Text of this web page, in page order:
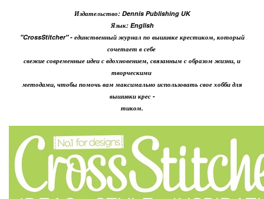
Издательство: Dennis Publishing UK
Язык: English
"CrossStitcher" - единственный журнал по вышивке крестиком, который
сочетает в себе
свежие современные идеи с вдохновением, связанным с образом жизни, и
творческими
методами, чтобы помочь вам максимально использовать свое хобби для
вышивки крес -
тиком.